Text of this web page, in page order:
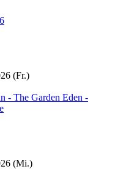
(Fr.)
- The Garden Eden -
(Mi.)